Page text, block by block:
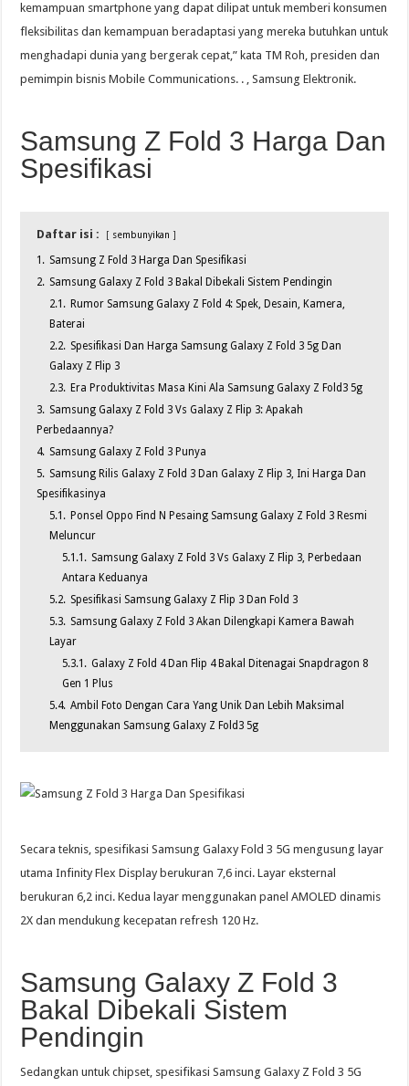
kemampuan smartphone yang dapat dilipat untuk memberi konsumen
fleksibilitas dan kemampuan beradaptasi yang mereka butuhkan untuk
menghadapi dunia yang bergerak cepat,” kata TM Roh, presiden dan
pemimpin bisnis Mobile Communications. . , Samsung Elektronik.
Samsung Z Fold 3 Harga Dan
Spesifikasi
Daftar isi : sembunyikan
1. Samsung Z Fold 3 Harga Dan Spesifikasi
2. Samsung Galaxy Z Fold 3 Bakal Dibekali Sistem Pendingin
2.1. Rumor Samsung Galaxy Z Fold 4: Spek, Desain, Kamera,
Baterai
2.2. Spesifikasi Dan Harga Samsung Galaxy Z Fold 3 5g Dan
Galaxy Z Flip 3
2.3. Era Produktivitas Masa Kini Ala Samsung Galaxy Z Fold3 5g
3. Samsung Galaxy Z Fold 3 Vs Galaxy Z Flip 3: Apakah
Perbedaannya?
4. Samsung Galaxy Z Fold 3 Punya
5. Samsung Rilis Galaxy Z Fold 3 Dan Galaxy Z Flip 3, Ini Harga Dan
Spesifikasinya
5.1. Ponsel Oppo Find N Pesaing Samsung Galaxy Z Fold 3 Resmi
Meluncur
5.1.1. Samsung Galaxy Z Fold 3 Vs Galaxy Z Flip 3, Perbedaan
Antara Keduanya
5.2. Spesifikasi Samsung Galaxy Z Flip 3 Dan Fold 3
5.3. Samsung Galaxy Z Fold 3 Akan Dilengkapi Kamera Bawah
Layar
5.3.1. Galaxy Z Fold 4 Dan Flip 4 Bakal Ditenagai Snapdragon 8
Gen 1 Plus
5.4. Ambil Foto Dengan Cara Yang Unik Dan Lebih Maksimal
Menggunakan Samsung Galaxy Z Fold3 5g
Secara teknis, spesifikasi Samsung Galaxy Fold 3 5G mengusung layar
utama Infinity Flex Display berukuran 7,6 inci. Layar eksternal
berukuran 6,2 inci. Kedua layar menggunakan panel AMOLED dinamis
2X dan mendukung kecepatan refresh 120 Hz.
Samsung Galaxy Z Fold 3
Bakal Dibekali Sistem
Pendingin
Sedangkan untuk chipset, spesifikasi Samsung Galaxy Z Fold 3 5G